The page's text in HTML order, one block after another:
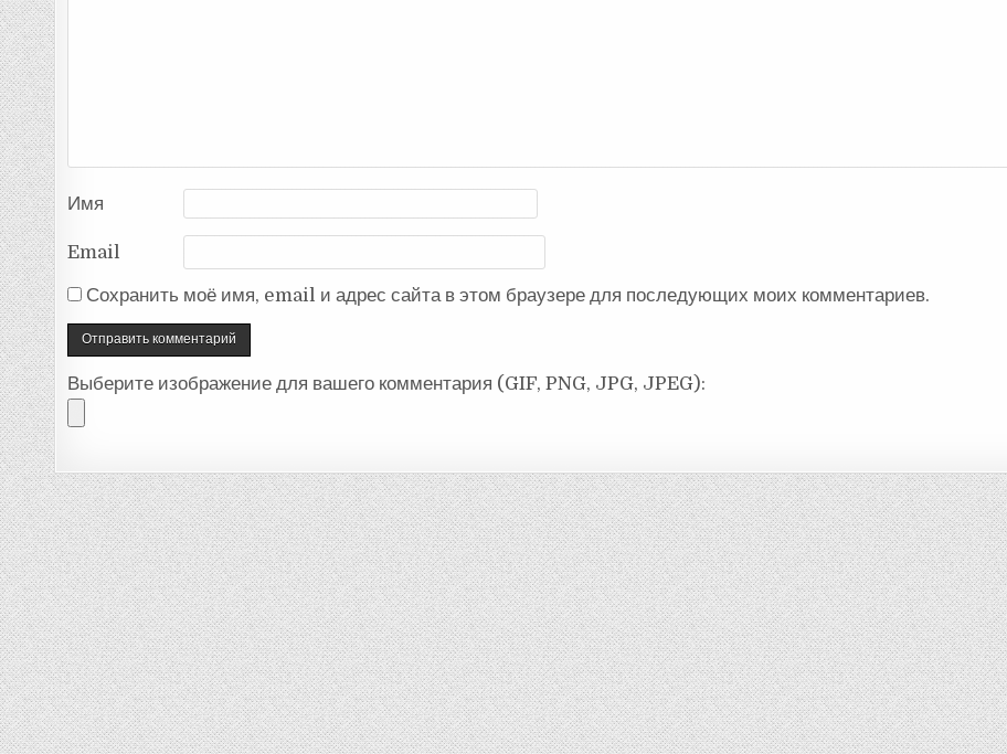
Имя
Email
Сохранить моё имя, email и адрес сайта в этом браузере для последующих моих комментариев.
Выберите изображение для вашего комментария (GIF, PNG, JPG, JPEG):